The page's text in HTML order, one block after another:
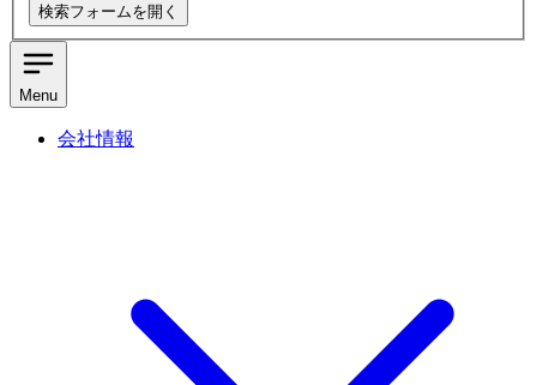
検索フォームを開く
Menu
会社情報